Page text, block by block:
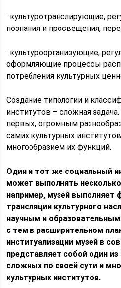
· культуротранслирующие,
познания и просвещения,
· культуроорганизующие,
оформляющие процессы
потребления культурных
Создание типологии и
институтов – сложная
первых, огромным
самих культурных
многообразием их функций.
Один и тот же социальный
может выполнять
например, музей выполняет
трансляции культурного
научным и
с тем в расширительном
институализации музей в
представляет собой один
сложных по своей сути и
культурных институтов.